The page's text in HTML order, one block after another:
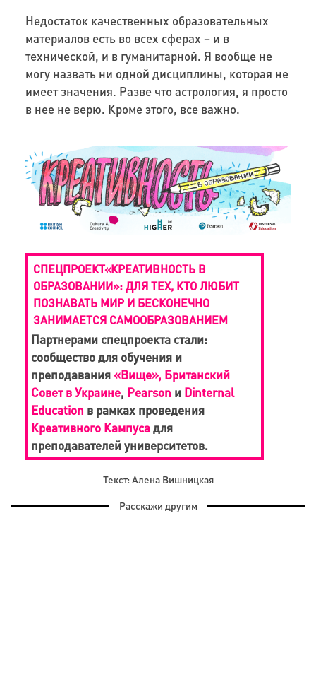
Недостаток качественных образовательных
материалов есть во всех сферах – и в
технической, и в гуманитарной. Я вообще не
могу назвать ни одной дисциплины, которая не
имеет значения. Разве что астрология, я просто
в нее не верю. Кроме этого, все важно.
СПЕЦПРОЕКТ«КРЕАТИВНОСТЬ В
ОБРАЗОВАНИИ»: ДЛЯ ТЕХ, КТО ЛЮБИТ
ПОЗНАВАТЬ МИР И БЕСКОНЕЧНО
ЗАНИМАЕТСЯ САМООБРАЗОВАНИЕМ
Партнерами спецпроекта стали:
сообщество для обучения и
преподавания«Вище», Британский
Совет в Украине, Pearson и Dinternal
Education в рамках проведения
Креативного Кампусадля
преподавателей университетов.
Текст: Алена Вишницкая
Расскажи другим